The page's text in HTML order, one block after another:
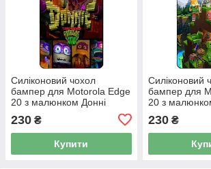
Силіконовий чохол
бампер для Motorola Edge
20 з малюнком Донні
Donnie Черепашки ніндзя
230 ₴
Купити
Силіконовий
бампер для
20 з
230₴